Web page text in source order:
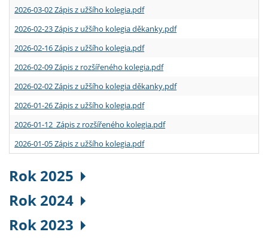
2026-03-02 Zápis z užšího kolegia.pdf
2026-02-23 Zápis z užšího kolegia děkanky.pdf
2026-02-16 Zápis z užšího kolegia.pdf
2026-02-09 Zápis z rozšířeného kolegia.pdf
2026-02-02 Zápis z užšího kolegia děkanky.pdf
2026-01-26 Zápis z užšího kolegia.pdf
2026-01-12 Zápis z rozšířeného kolegia.pdf
2026-01-05 Zápis z užšího kolegia.pdf
Rok 2025
Rok 2024
Rok 2023